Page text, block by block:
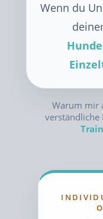
Wenn du
Warum mir
verständliche